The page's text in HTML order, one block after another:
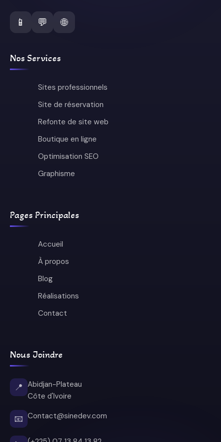
📱 💬 🌐
Nos Services
Sites professionnels
Site de réservation
Refonte de site web
Boutique en ligne
Optimisation SEO
Graphisme
Pages Principales
Accueil
À propos
Blog
Réalisations
Contact
Nous Joindre
📍 Abidjan-Plateau
Côte d'Ivoire
📧 Contact@sinedev.com